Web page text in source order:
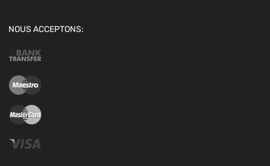
NOUS ACCEPTONS: